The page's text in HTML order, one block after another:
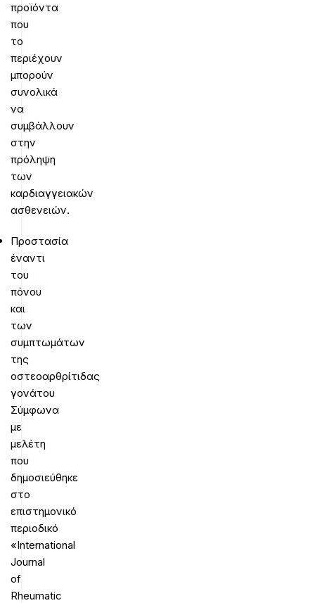
προϊόντα
που
το
περιέχουν
μπορούν
συνολικά
να
συμβάλλουν
στην
πρόληψη
των
καρδιαγγειακών
ασθενειών.
Προστασία
έναντι
του
πόνου
και
των
συμπτωμάτων
της
οστεοαρθρίτιδας
γονάτου
Σύμφωνα
με
μελέτη
που
δημοσιεύθηκε
στο
επιστημονικό
περιοδικό
«International
Journal
of
Rheumatic